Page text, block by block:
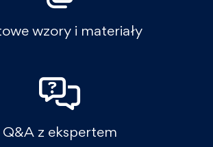
wzory i materiały
Q&A z ekspertem